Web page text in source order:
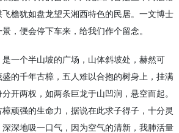
飞檐犹如盘龙望天湘西特色的民居。一文博士
，便会停下车来，给我们作个留念 。
是一个半山坡的广场，山体斜坡处，赫然可
盛的千年古樟，五人难以合抱的树身上，挂满
开两杈，如两条巨龙于山凹涧， 悬空而起。
顽强的生命力，据说在此求子得子，十分灵
深地吸一口气，因为空气的清新， 我肺活量